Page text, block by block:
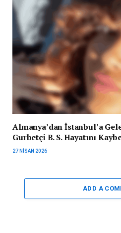
Almanya’dan İstanbul’a
Gurbetçi B. S. Hayatını
27 NISAN 2026
ADD A